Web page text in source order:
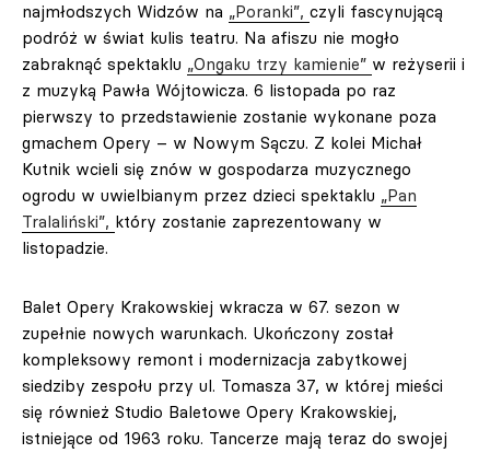
najmłodszych Widzów na „Poranki”, czyli fascynującą
podróż w świat kulis teatru. Na afiszu nie mogło
zabraknąć spektaklu „Ongaku trzy kamienie” w reżyserii i
z muzyką Pawła Wójtowicza. 6 listopada po raz
pierwszy to przedstawienie zostanie wykonane poza
gmachem Opery – w Nowym Sączu. Z kolei Michał
Kutnik wcieli się znów w gospodarza muzycznego
ogrodu w uwielbianym przez dzieci spektaklu „Pan
Tralaliński”, który zostanie zaprezentowany w
listopadzie.
Balet Opery Krakowskiej wkracza w 67. sezon w
zupełnie nowych warunkach. Ukończony został
kompleksowy remont i modernizacja zabytkowej
siedziby zespołu przy ul. Tomasza 37, w której mieści
się również Studio Baletowe Opery Krakowskiej,
istniejące od 1963 roku. Tancerze mają teraz do swojej